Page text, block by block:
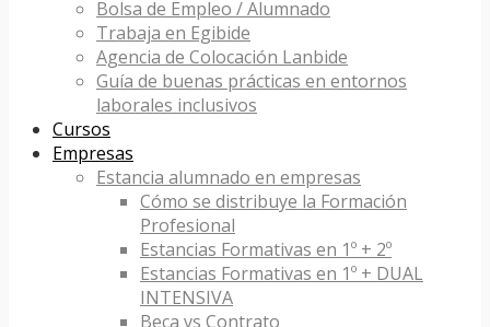
Bolsa de Empleo / Alumnado
Trabaja en Egibide
Agencia de Colocación Lanbide
Guía de buenas prácticas en entornos
laborales inclusivos
Cursos
Empresas
Estancia alumnado en empresas
Cómo se distribuye la Formación
Profesional
Estancias Formativas en 1º + 2º
Estancias Formativas en 1º + DUAL
INTENSIVA
Beca vs Contrato